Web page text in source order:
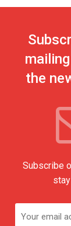
the
Subscribe